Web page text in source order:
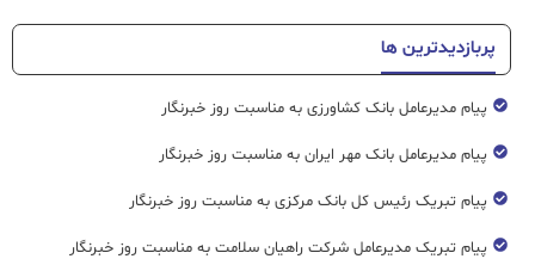
پربازدیدترین ها
پیام مدیرعامل بانک کشاورزی به مناسبت روز خبرنگار
پیام مدیرعامل بانک مهر ایران به مناسبت روز خبرنگار
پیام تبریک رئیس کل بانک مرکزی به مناسبت روز خبرنگار
پیام تبریک مدیرعامل شرکت راهیان سلامت به مناسبت روز خبرنگار